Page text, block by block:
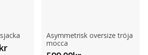
Det
Asymmetrisk oversize tröja
mocca